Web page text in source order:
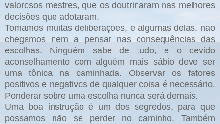
valorosos mestres, que os doutrinaram nas melhores
decisões que adotaram.
Tomamos muitas deliberações, e algumas delas, não
chegamos nem a pensar nas consequências das
escolhas. Ninguém sabe de tudo, e o devido
aconselhamento com alguém mais sábio deve ser
uma tônica na caminhada. Observar os fatores
positivos e negativos de qualquer coisa é necessário.
Ponderar sobre uma escolha nunca será demais.
Uma boa instrução é um dos segredos, para que
possamos não se perder no caminho. Também